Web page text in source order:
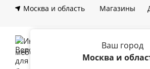
Ваш город
Москва и
Москва и область Магазины